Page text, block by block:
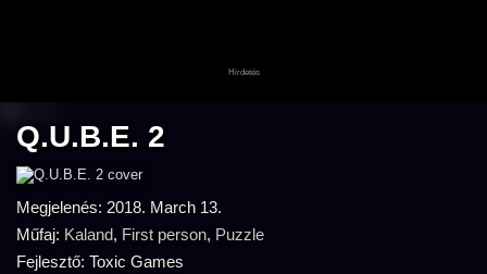
Q.U.B.E. 2
Megjelenés: 2018. March 13.
Műfaj: Kaland, First person, Puzzle
Fejlesztő: Toxic Games